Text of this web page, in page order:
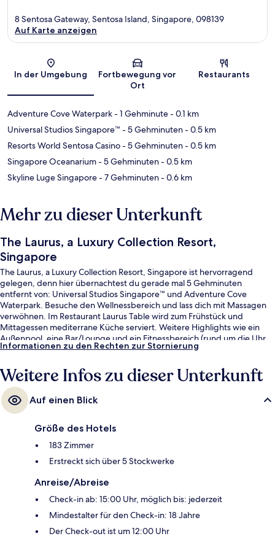
Karte
8 Sentosa Gateway, Sentosa Island, Singapore, 098139
Auf Karte anzeigen
In der Umgebung
Fortbewegung vor
Ort
Restaurants
Adventure Cove Waterpark- 1 Gehminute- 0.1 km
Universal Studios Singapore™ - 5 Gehminuten- 0.5 km
Resorts World Sentosa Casino- 5 Gehminuten- 0.5 km
Singapore Oceanarium- 5 Gehminuten- 0.5 km
Skyline Luge Singapore- 7 Gehminuten- 0.6 km
Mehr zu dieser Unterkunft
The Laurus, a Luxury Collection Resort,
Singapore
The Laurus, a Luxury Collection Resort, Singapore ist hervorragend
gelegen, denn hier übernachtest du gerade mal 5 Gehminuten
entfernt von: Universal Studios Singapore™ und Adventure Cove
Waterpark. Besuche den Wellnessbereich und lass dich mit Massagen
verwöhnen. Im Restaurant Laurus Table wird zum Frühstück und
Mittagessen mediterrane Küche serviert. Weitere Highlights wie ein
Außenpool, eine Bar/Lounge und ein Fitnessbereich (rund um die Uhr
geöffnet) sprechen für dieses Hotel im luxuriösen Stil. Andere Reisende
einen kurzen Fußmarsch entfernt: Zur U-Bahn-Station Resorts World
sind es 6 Minuten und zur Imbiah Station 7 Minuten.
Informationen zu den Rechten zur Stornierung
Weitere Infos zu dieser Unterkunft
Auf einen Blick
Größe des Hotels
183 Zimmer
Erstreckt sich über 5 Stockwerke
Anreise/Abreise
Check-in ab: 15:00 Uhr, möglich bis: jederzeit
Mindestalter für den Check-in: 18 Jahre
Der Check-out ist um 12:00 Uhr